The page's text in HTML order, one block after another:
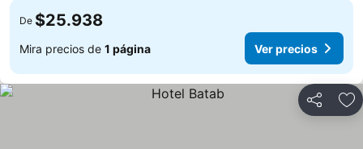
De $25.938
Mira precios de 1 página Ver precios
Compartir